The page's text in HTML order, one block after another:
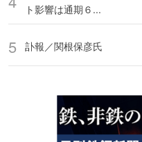
ト影響は通期６...
訃報／関根保彦氏